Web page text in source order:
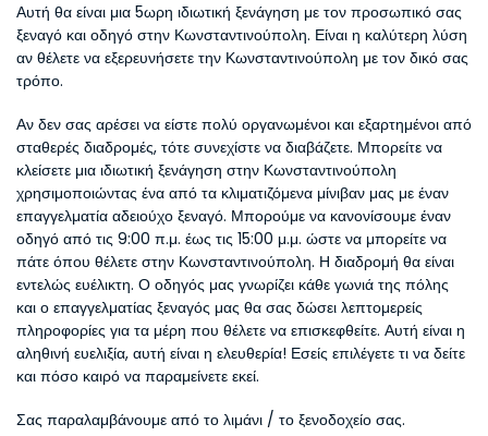
Αυτή θα είναι μια 5ωρη ιδιωτική ξενάγηση με τον προσωπικό σας
ξεναγό και οδηγό στην Κωνσταντινούπολη. Είναι η καλύτερη λύση
αν θέλετε να εξερευνήσετε την Κωνσταντινούπολη με τον δικό σας
τρόπο.
Αν δεν σας αρέσει να είστε πολύ οργανωμένοι και εξαρτημένοι από
σταθερές διαδρομές, τότε συνεχίστε να διαβάζετε. Μπορείτε να
κλείσετε μια ιδιωτική ξενάγηση στην Κωνσταντινούπολη
χρησιμοποιώντας ένα από τα κλιματιζόμενα μίνιβαν μας με έναν
επαγγελματία αδειούχο ξεναγό. Μπορούμε να κανονίσουμε έναν
οδηγό από τις 9:00 π.μ. έως τις 15:00 μ.μ. ώστε να μπορείτε να
πάτε όπου θέλετε στην Κωνσταντινούπολη. Η διαδρομή θα είναι
εντελώς ευέλικτη. Ο οδηγός μας γνωρίζει κάθε γωνιά της πόλης
και ο επαγγελματίας ξεναγός μας θα σας δώσει λεπτομερείς
πληροφορίες για τα μέρη που θέλετε να επισκεφθείτε. Αυτή είναι η
αληθινή ευελιξία, αυτή είναι η ελευθερία! Εσείς επιλέγετε τι να δείτε
και πόσο καιρό να παραμείνετε εκεί.
Σας παραλαμβάνουμε από το λιμάνι / το ξενοδοχείο σας.